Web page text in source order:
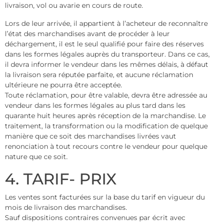
livraison, vol ou avarie en cours de route.
Lors de leur arrivée, il appartient à l’acheteur de reconnaître
l’état des marchandises avant de procéder à leur
déchargement, il est le seul qualifié pour faire des réserves
dans les formes légales auprès du transporteur. Dans ce cas,
il devra informer le vendeur dans les mêmes délais, à défaut
la livraison sera réputée parfaite, et aucune réclamation
ultérieure ne pourra être acceptée.
Toute réclamation, pour être valable, devra être adressée au
vendeur dans les formes légales au plus tard dans les
quarante huit heures après réception de la marchandise. Le
traitement, la transformation ou la modification de quelque
manière que ce soit des marchandises livrées vaut
renonciation à tout recours contre le vendeur pour quelque
nature que ce soit.
4. TARIF- PRIX
Les ventes sont facturées sur la base du tarif en vigueur du
mois de livraison des marchandises.
Sauf dispositions contraires convenues par écrit avec